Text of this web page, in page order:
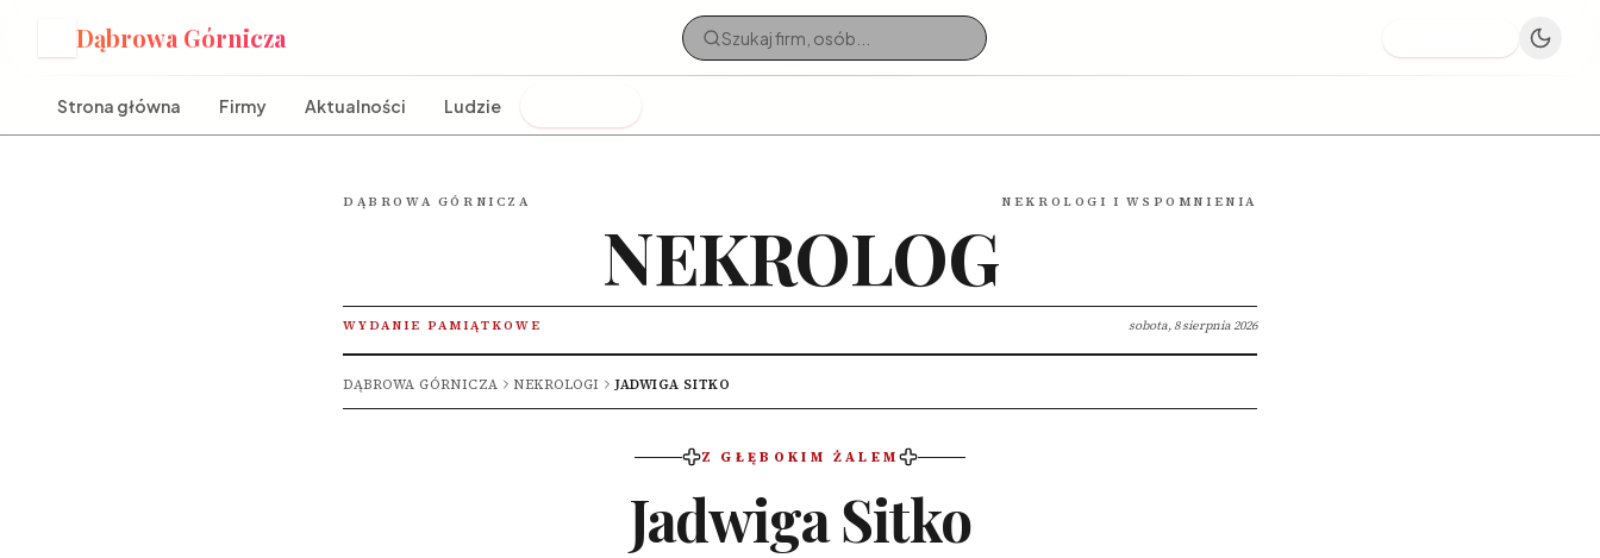
Dąbrowa Górnicza
Strona główna Firmy Aktualności Ludzie
DĄBROWA GÓRNICZA NEKROLOGI I WSPOMNIENIA
NEKROLOG
WYDANIE PAMIĄTKOWE sobota, 8 sierpnia 2026
DĄBROWA GÓRNICZA NEKROLOGI JADWIGA SITKO
Z GŁĘBOKIM ŻALEM
Jadwiga Sitko